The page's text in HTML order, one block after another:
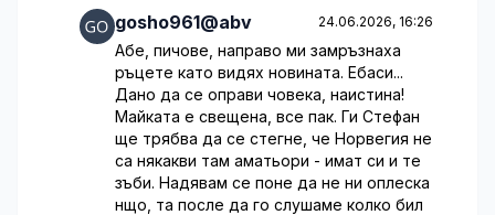
gosho961@abv 24.06.2026, 16:26
Абе, пичове, направо ми замръзнаха
ръцете като видях новината. Ебаси...
Дано да се оправи човека, наистина!
Майката е свещена, все пак. Ги Стефан
ще трябва да се стегне, че Норвегия не
са някакви там аматьори - имат си и те
зъби. Надявам се поне да не ни оплеска
нщо, та после да го слушаме колко бил